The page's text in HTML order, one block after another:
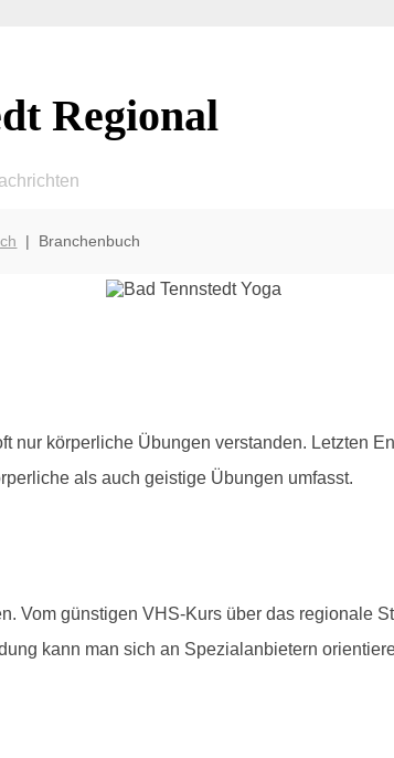
Regional
| Branchenbuch
nur körperliche Übungen verstanden. Letzten
als auch geistige Übungen umfasst.
Vom günstigen VHS-Kurs über das regionale
kann man sich an Spezialanbietern